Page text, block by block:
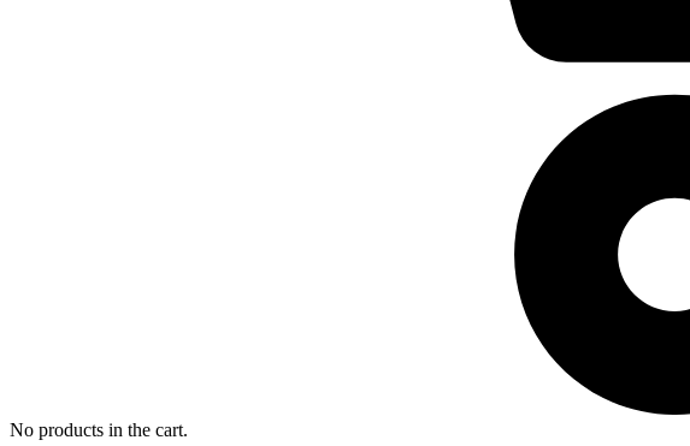
No products in the cart.